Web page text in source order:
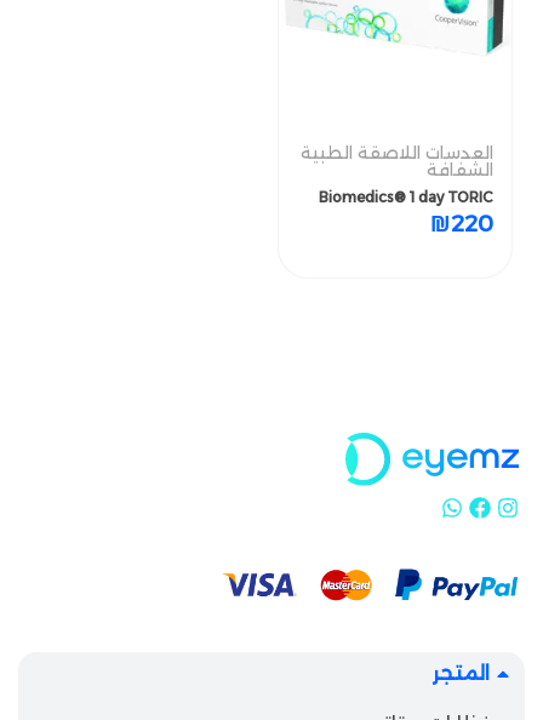
العدسات اللاصقة الطبية
الشفافة
Biomedics® 1 day TORIC
₪220
الشفافة
Biomedics® 1 day TORIC
₪220
المتجر